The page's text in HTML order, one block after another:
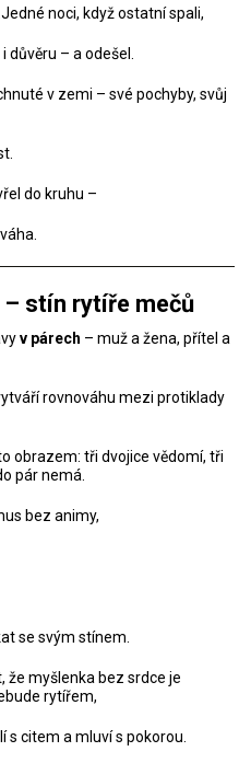
noci, když ostatní spali,
důvěru – a odešel.
v zemi – své pochyby, svůj
do kruhu –
stín rytíře mečů
v párech – muž a žena, přítel a
rovnováhu mezi protiklady
obrazem: tři dvojice vědomí, tři
pár nemá.
bez animy,
se svým stínem.
že myšlenka bez srdce je
rytířem,
s citem a mluví s pokorou.